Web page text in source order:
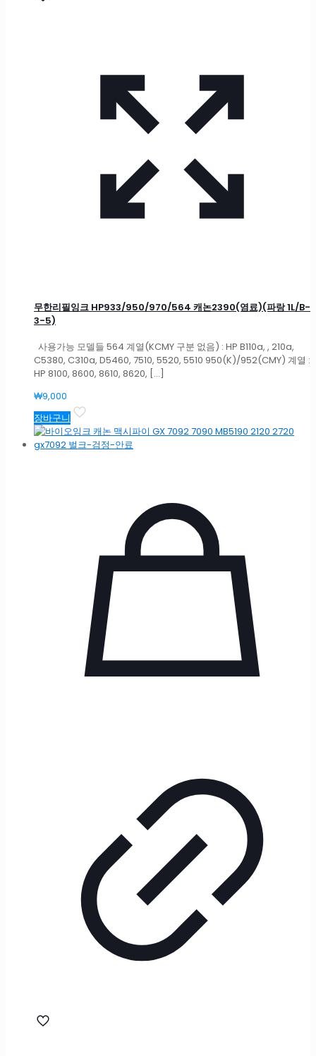
무한리필잉크 HP933/950/970/564 캐논2390(염료)(파랑 1L/B-
3-5)
사용가능 모델들 564 계열(KCMY 구분 없음) : HP B110a, , 210a,
C5380, C310a, D5460, 7510, 5520, 5510 950(K)/952(CMY) 계열 :
HP 8100, 8600, 8610, 8620, […]
₩9,000
장바구니